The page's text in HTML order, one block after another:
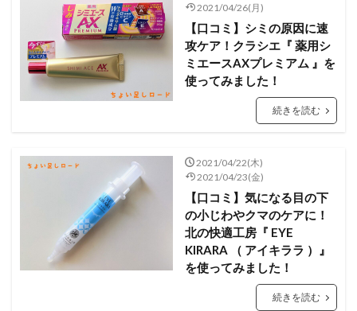
2021/04/26(月)
【口コミ】シミの原因に速
攻ケア！クラシエ『 薬用シ
ミエースAXプレミアム 』を
使ってみました！
続きを読む
2021/04/22(木)
2021/04/23(金)
【口コミ】気になる目の下
の小じわやクマのケアに！
北の快適工房『 EYE
KIRARA （ アイキララ ）』
を使ってみました！
続きを読む